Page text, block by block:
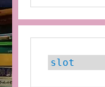
slot